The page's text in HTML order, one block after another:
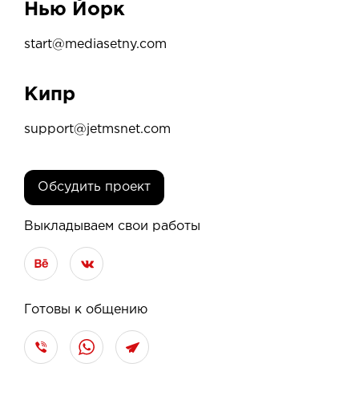
Нью Йорк
start@mediasetny.com
Кипр
support@jetmsnet.com
Обсудить проект
Выкладываем свои работы
Готовы к общению